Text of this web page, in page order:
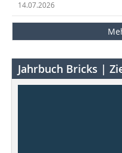
14.07.2026
Jahrbuch Bricks |